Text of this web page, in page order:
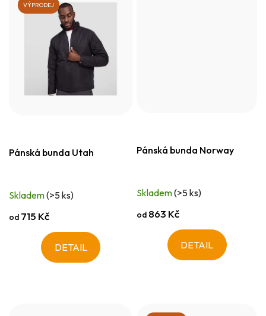
VÝPRODEJ
Pánská bunda Utah
Skladem(>5 ks)
od 715 Kč
DETAIL
Pánská bunda Norway
Skladem(>5 ks)
od 863 Kč
DETAIL